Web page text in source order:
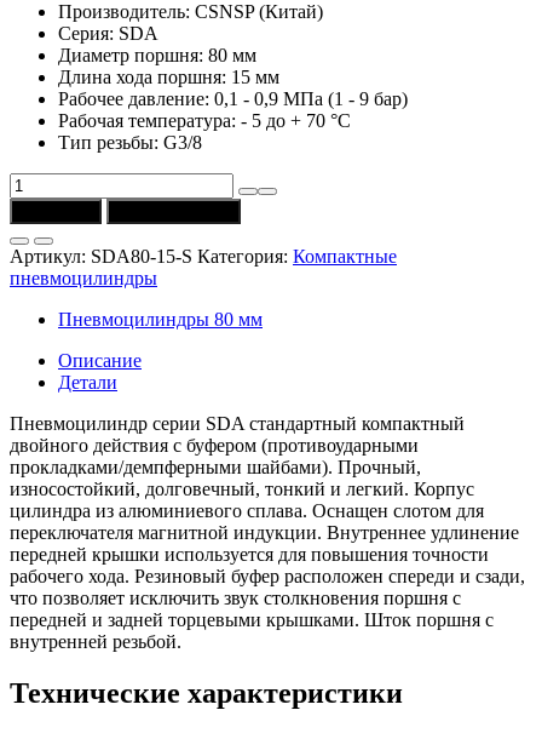
Производитель: CSNSP (Китай)
Серия: SDA
Диаметр поршня: 80 мм
Длина хода поршня: 15 мм
Рабочее давление: 0,1 - 0,9 МПа (1 - 9 бар)
Рабочая температура: - 5 до + 70 °C
Тип резьбы: G3/8
Количество
товара
Пневмоцилиндр
SDA80-
15-
S
=
15
мм,
магнит)
CSNSP
Артикул: SDA80-15-S Категория: Компактные
пневмоцилиндры
Пневмоцилиндры 80 мм
Описание
Детали
Пневмоцилиндр серии SDA стандартный компактный
двойного действия с буфером (противоударными
прокладками/демпферными шайбами). Прочный,
износостойкий, долговечный, тонкий и легкий. Корпус
цилиндра из алюминиевого сплава. Оснащен слотом для
переключателя магнитной индукции. Внутреннее удлинение
передней крышки используется для повышения точности
рабочего хода. Резиновый буфер расположен спереди и сзади,
что позволяет исключить звук столкновения поршня с
передней и задней торцевыми крышками. Шток поршня с
внутренней резьбой.
Технические характеристики